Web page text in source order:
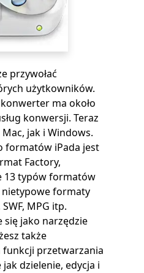
przywołać
użytkowników.
ma około
konwersji. Teraz
jak i Windows.
formatów iPada jest
Factory,
13 typów formatów
formaty
MPG itp.
się jako narzędzie
także
funkcji przetwarzania
dzielenie, edycja i